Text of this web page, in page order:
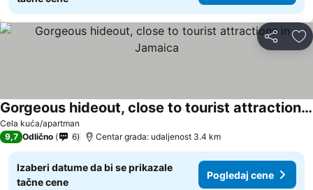
Deli
Cela kuća/apartman
Gorgeous hideout, close to tourist attractions in Jamaica
9,7 Odlično 6 Centar grada: udaljenost 3.4 km
Izaberi datume da bi se prikazale
tačne cene
Pogledaj cene